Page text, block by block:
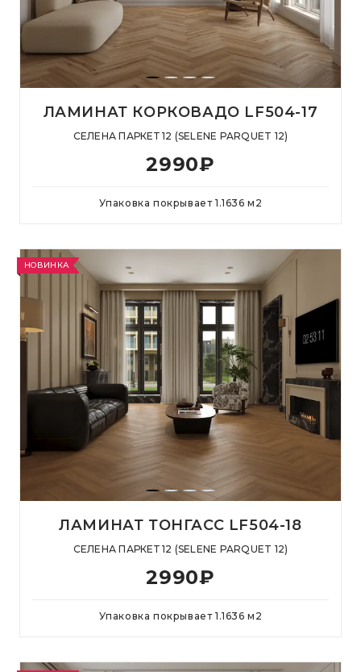
ЛАМИНАТ КОРКОВАДО LF504-17
СЕЛЕНА ПАРКЕТ 12 (SELENE PARQUET 12)
2990₽
Упаковка покрывает 1.1636 м 2
НОВИНКА
ЛАМИНАТ ТОНГАСС LF504-18
СЕЛЕНА ПАРКЕТ 12 (SELENE PARQUET 12)
2990₽
Упаковка покрывает 1.1636 м 2